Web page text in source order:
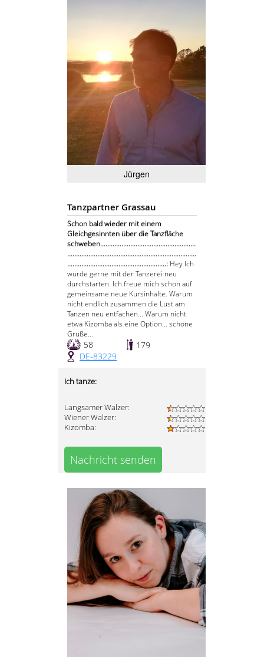
Jürgen
Tanzpartner Grassau
Schon bald wieder mit einem
Gleichgesinnten über die Tanzfläche
schweben......................................................
.........................................................................
........................................................: Hey Ich
würde gerne mit der Tanzerei neu
durchstarten. Ich freue mich schon auf
gemeinsame neue Kursinhalte. Warum
nicht endlich zusammen die Lust am
Tanzen neu entfachen... Warum nicht
etwa Kizomba als eine Option... schöne
Grüße...
58
179
DE-83229
Ich tanze:
Langsamer Walzer:
Wiener Walzer:
Kizomba:
Nachricht senden